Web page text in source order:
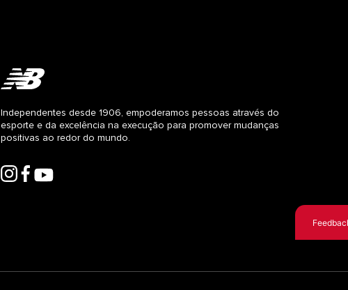
Independentes desde 1906, empoderamos pessoas através do
esporte e da excelência na execução para promover mudanças
positivas ao redor do mundo.